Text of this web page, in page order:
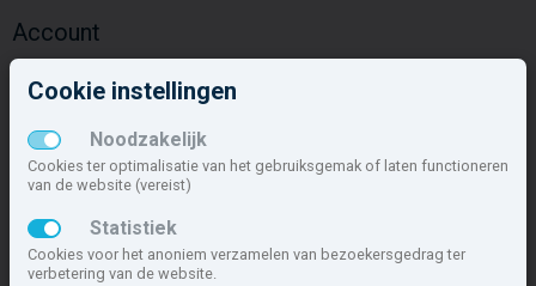
Account
Inschrijven
Overige
Contact
Zakelijk
Cookie instellingen
Noodzakelijk
Cookies ter optimalisatie van het gebruiksgemak of laten functioneren
van de website (vereist)
Statistiek
Cookies voor het anoniem verzamelen van bezoekersgedrag ter
verbetering van de website.